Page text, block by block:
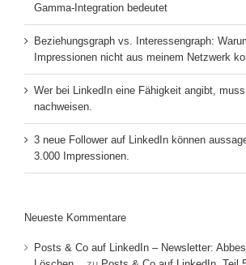
Gamma-Integration bedeutet
Beziehungsgraph vs. Interessengraph:
Impressionen nicht aus meinem Netzwerk
Wer bei LinkedIn eine Fähigkeit angibt,
nachweisen.
3 neue Follower auf LinkedIn können
3.000 Impressionen.
Neueste Kommentare
Posts & Co auf LinkedIn – Newsletter: